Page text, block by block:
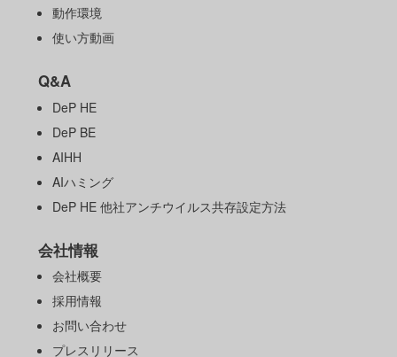
動作環境
使い方動画
Q&A
DeP HE
DeP BE
AIHH
AIハミング
DeP HE 他社アンチウイルス共存設定方法
会社情報
会社概要
採用情報
お問い合わせ
プレスリリース